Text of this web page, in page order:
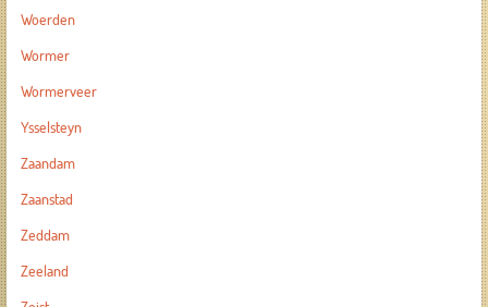
Woerden
Wormer
Wormerveer
Ysselsteyn
Zaandam
Zaanstad
Zeddam
Zeeland